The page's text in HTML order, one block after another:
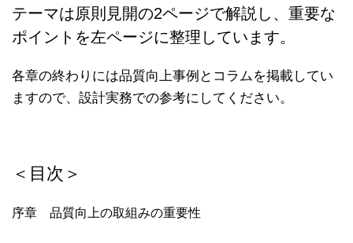
テーマは原則見開の2ページで解説し、重要な
ポイントを左ページに整理しています。
各章の終わりには品質向上事例とコラムを掲載してい
ますので、設計実務での参考にしてください。
＜目次＞
序章 品質向上の取組みの重要性